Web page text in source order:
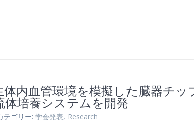
内血管環境を模擬した臓器チッ
体培養システムを開発
ゴリー: 学会発表, Research